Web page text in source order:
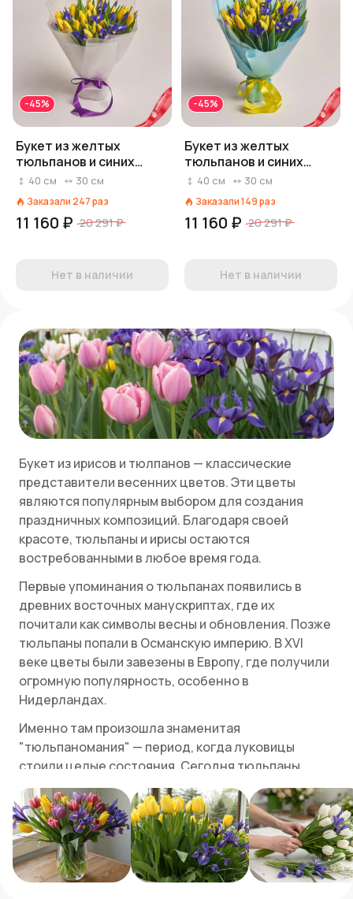
-45%
Букет из желтых
тюльпанов и синих
ирисов в пленке
40 см 30 см
Заказали 247раз
11 160 ₽ 20 291 ₽
Нет в наличии
-45%
Букет из желтых
тюльпанов и синих
ирисов в голубой
40 см 30 см
Заказали149раз
11 160 ₽ 20 291 ₽
Нет в наличии
Букет из ирисов и тюлпанов — классические
представители весенних цветов. Эти цветы
являются популярным выбором для создания
праздничных композиций. Благодаря своей
красоте, тюльпаны и ирисы остаются
востребованными в любое время года.
Первые упоминания о тюльпанах появились в
древних восточных манускриптах, где их
почитали как символы весны и обновления. Позже
тюльпаны попали в Османскую империю. В XVI
веке цветы были завезены в Европу, где получили
огромную популярность, особенно в
Нидерландах.
Именно там произошла знаменитая
"тюльпаномания" — период, когда луковицы
стоили целые состояния. Сегодня тюльпаны
известны во всем мире, и их разнообразие сортов
и цветов делает их одними из самых любимых.
Древние египтяне изображали ирисы на стенах
гробниц. Имя цветка связано с древнегреческой
богиней радуги Ирис, которая, по преданию,